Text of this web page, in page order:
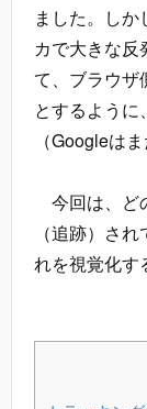
ました。し
カで大きな
て、ブラウザ
とするように
（Googleは
今回は、ど
（追跡）さ
れを視覚化す